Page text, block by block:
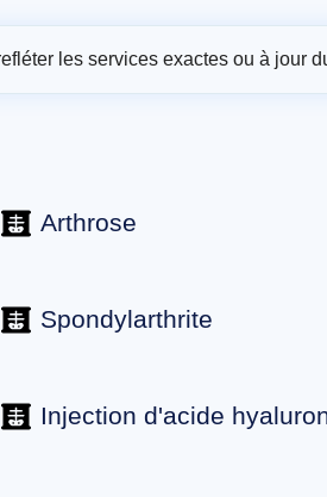
les services exactes ou à jour
Arthrose
Spondylarthrite
Injection d'acide